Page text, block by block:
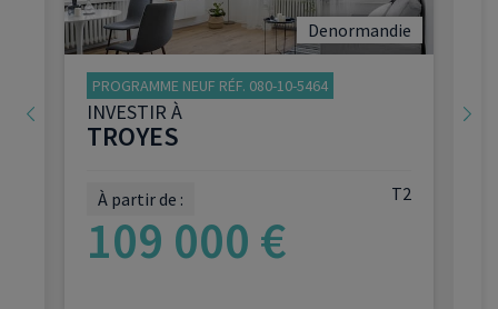
Denormandie
PROGRAMME NEUF RÉF. 080-10-5464
INVESTIR À
TROYES
T2
À partir de :
109 000 €